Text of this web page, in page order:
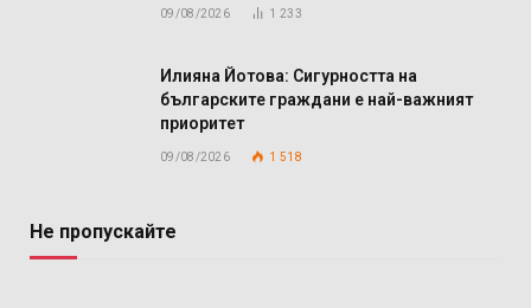
09/08/2026 1 233
Илияна Йотова: Сигурността на
българските граждани е най-важният
приоритет
09/08/2026 1 518
Не пропускайте